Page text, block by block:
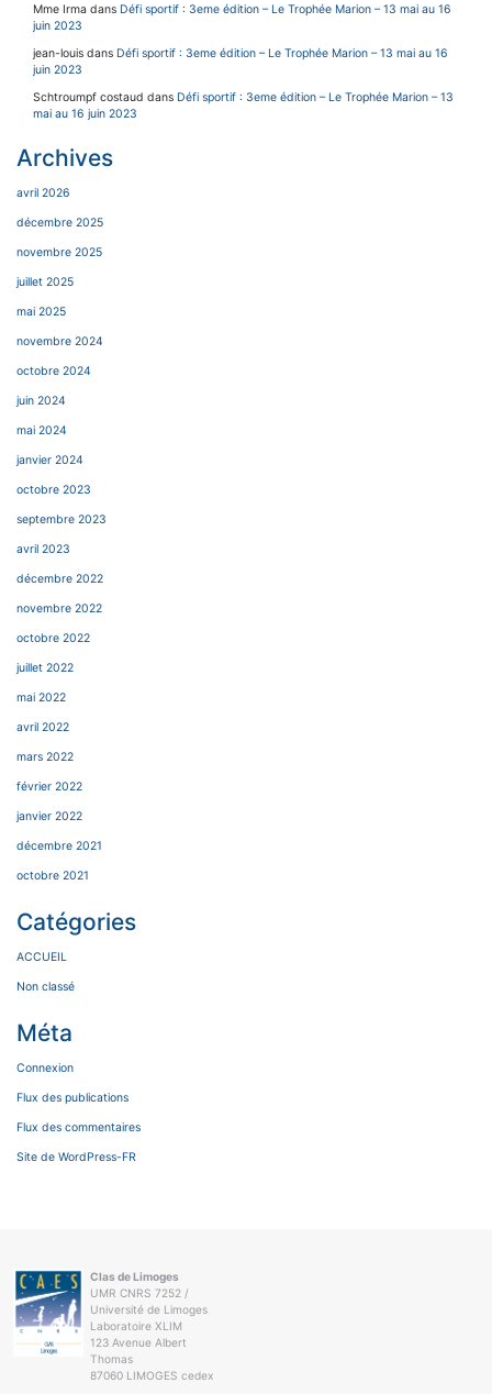
Mme Irma dans Défi sportif : 3eme édition – Le Trophée Marion – 13 mai au 16
juin 2023
jean-louis dans Défi sportif : 3eme édition – Le Trophée Marion – 13 mai au 16
juin 2023
Schtroumpf costaud dans Défi sportif : 3eme édition – Le Trophée Marion – 13
mai au 16 juin 2023
Archives
avril 2026
décembre 2025
novembre 2025
juillet 2025
mai 2025
novembre 2024
octobre 2024
juin 2024
mai 2024
janvier 2024
octobre 2023
septembre 2023
avril 2023
décembre 2022
novembre 2022
octobre 2022
juillet 2022
mai 2022
avril 2022
mars 2022
février 2022
janvier 2022
décembre 2021
octobre 2021
Catégories
ACCUEIL
Non classé
Méta
Connexion
Flux des publications
Flux des commentaires
Site de WordPress-FR
Clas de Limoges
UMR CNRS 7252 /
Université de Limoges
Laboratoire XLIM
123 Avenue Albert
Thomas
87060 LIMOGES cedex